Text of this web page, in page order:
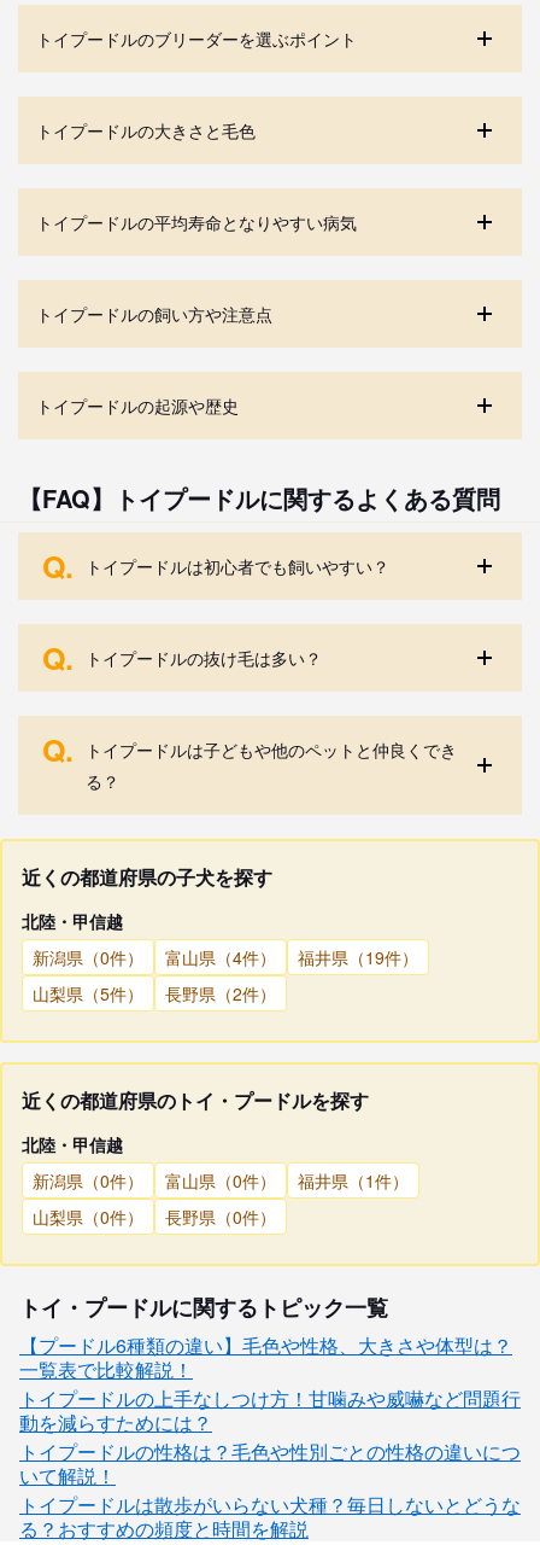
トイプードルのブリーダーを選ぶポイント
トイプードルの大きさと毛色
トイプードルの平均寿命となりやすい病気
トイプードルの飼い方や注意点
トイプードルの起源や歴史
【FAQ】トイプードルに関するよくある質問
Q. トイプードルは初心者でも飼いやすい？
Q. トイプードルの抜け毛は多い？
Q.
トイプードルは子どもや他のペットと仲良くでき
る？
近くの都道府県の子犬を探す
北陸・甲信越
新潟県（0件）
富山県（4件）
福井県（19件）
山梨県（5件）
長野県（2件）
近くの都道府県のトイ・プードルを探す
北陸・甲信越
新潟県（0件）
富山県（0件）
福井県（1件）
山梨県（0件）
長野県（0件）
トイ・プードルに関するトピック一覧
【プードル6種類の違い】毛色や性格、大きさや体型は？
一覧表で比較解説！
トイプードルの上手なしつけ方！甘噛みや威嚇など問題行
動を減らすためには？
トイプードルの性格は？毛色や性別ごとの性格の違いにつ
いて解説！
トイプードルは散歩がいらない犬種？毎日しないとどうな
る？おすすめの頻度と時間を解説